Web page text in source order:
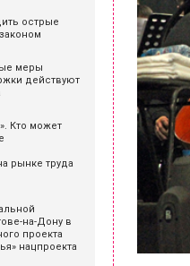
острые
меры
действуют
Кто может
рынке труда
на-Дону в
проекта
нацпроекта